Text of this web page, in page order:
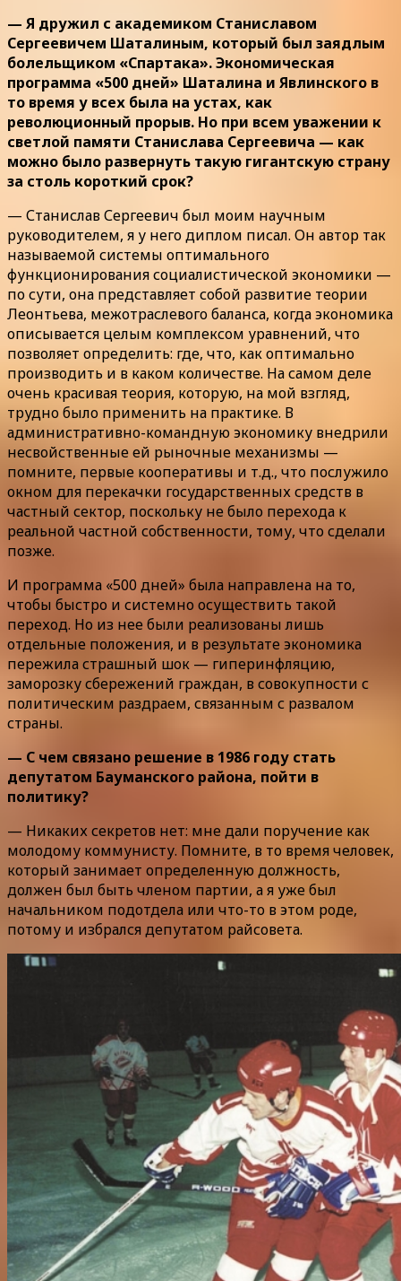
— Я дружил с академиком Станиславом
Сергеевичем Шаталиным, который был заядлым
болельщиком «Спартака». Экономическая
программа «500 дней» Шаталина и Явлинского в
то время у всех была на устах, как
революционный прорыв. Но при всем уважении к
светлой памяти Станислава Сергеевича — как
можно было развернуть такую гигантскую страну
за столь короткий срок?
— Станислав Сергеевич был моим научным
руководителем, я у него диплом писал. Он автор так
называемой системы оптимального
функционирования социалистической экономики —
по сути, она представляет собой развитие теории
Леонтьева, межотраслевого баланса, когда экономика
описывается целым комплексом уравнений, что
позволяет определить: где, что, как оптимально
производить и в каком количестве. На самом деле
очень красивая теория, которую, на мой взгляд,
трудно было применить на практике. В
административно-командную экономику внедрили
несвойственные ей рыночные механизмы —
помните, первые кооперативы и т.д., что послужило
окном для перекачки государственных средств в
частный сектор, поскольку не было перехода к
реальной частной собственности, тому, что сделали
позже.
И программа «500 дней» была направлена на то,
чтобы быстро и системно осуществить такой
переход. Но из нее были реализованы лишь
отдельные положения, и в результате экономика
пережила страшный шок — гиперинфляцию,
заморозку сбережений граждан, в совокупности с
политическим раздраем, связанным с развалом
страны.
— С чем связано решение в 1986 году стать
депутатом Бауманского района, пойти в
политику?
— Никаких секретов нет: мне дали поручение как
молодому коммунисту. Помните, в то время человек,
который занимает определенную должность,
должен был быть членом партии, а я уже был
начальником подотдела или что-то в этом роде,
потому и избрался депутатом райсовета.